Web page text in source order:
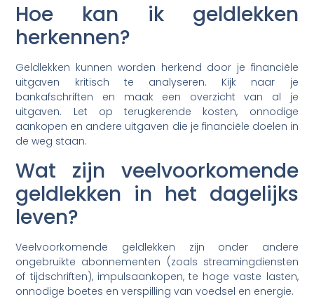
Hoe kan ik geldlekken
herkennen?
Geldlekken kunnen worden herkend door je financiële
uitgaven kritisch te analyseren. Kijk naar je
bankafschriften en maak een overzicht van al je
uitgaven. Let op terugkerende kosten, onnodige
aankopen en andere uitgaven die je financiële doelen in
de weg staan.
Wat zijn veelvoorkomende
geldlekken in het dagelijks
leven?
Veelvoorkomende geldlekken zijn onder andere
ongebruikte abonnementen (zoals streamingdiensten
of tijdschriften), impulsaankopen, te hoge vaste lasten,
onnodige boetes en verspilling van voedsel en energie.